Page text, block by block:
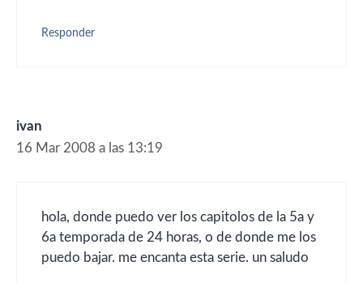
Responder
ivan
16 Mar 2008 a las 13:19
hola, donde puedo ver los capitolos de la 5a y
6a temporada de 24 horas, o de donde me los
puedo bajar. me encanta esta serie. un saludo